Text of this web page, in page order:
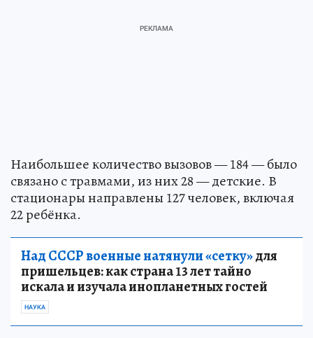
Наибольшее количество вызовов — 184 — было
связано с травмами, из них 28 — детские. В
стационары направлены 127 человек, включая
22 ребёнка.
Над СССР военные натянули «сетку»для
пришельцев: как страна 13 лет тайно
искала и изучала инопланетных гостей
НАУКА